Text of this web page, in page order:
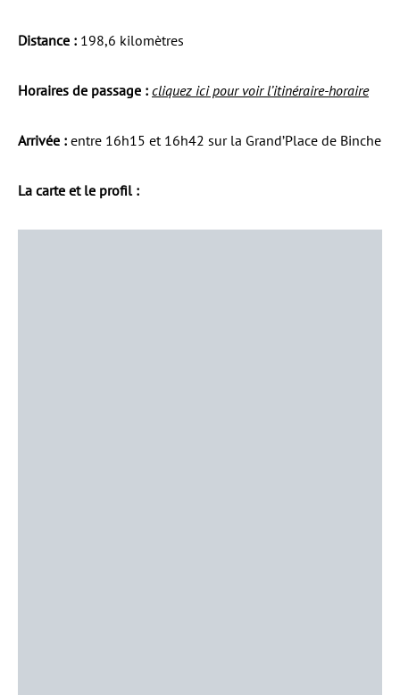
Distance : 198,6 kilomètres
Horaires de passage : cliquez ici pour voir l’itinéraire-horaire
Arrivée : entre 16h15 et 16h42 sur la Grand’Place de Binche
La carte et le profil :